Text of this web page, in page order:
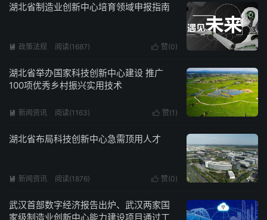
湖北省制造业创新中心培育领域申报指南
 赞(0)
 政策法规 阅读(1687)
湖北省举办国家科技创新中心建设 推广
100项优秀乡村振兴实用技术
 赞(1 )
 新闻资讯 阅读(1163)
湖北省布局科技创新中心急需顶用人才
 赞(0)
 新闻资讯 阅读(1876)
武汉首部数字经济报告出炉、武汉两家国
家级制造业创新中心能力建设项目通过工